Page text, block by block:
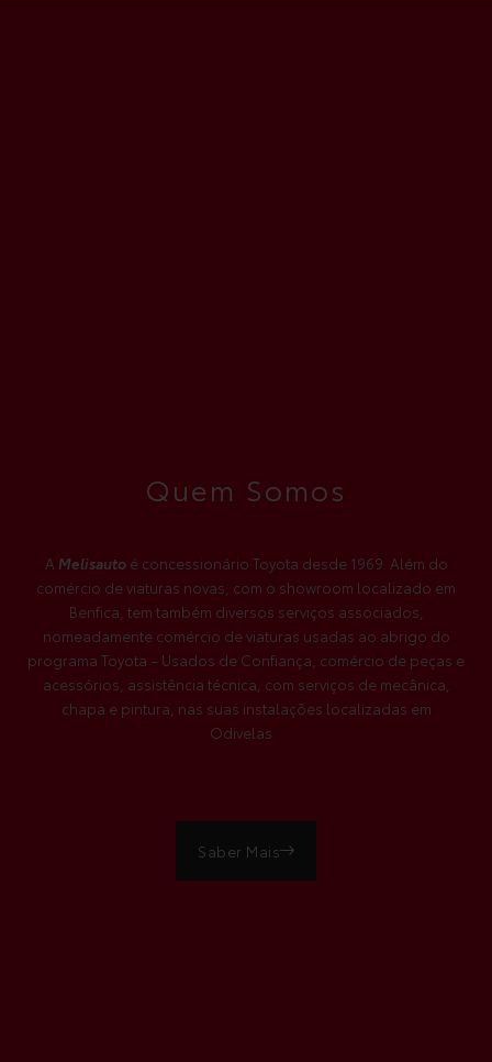
Quem Somos
A Melisautoé concessionário Toyota desde 1969. Além do
comércio de viaturas novas, com o showroom localizado em
Benfica, tem também diversos serviços associados,
nomeadamente comércio de viaturas usadas ao abrigo do
programa Toyota – Usados de Confiança, comércio de peças e
acessórios, assistência técnica, com serviços de mecânica,
chapa e pintura, nas suas instalações localizadas em
Odivelas.
Saber Mais